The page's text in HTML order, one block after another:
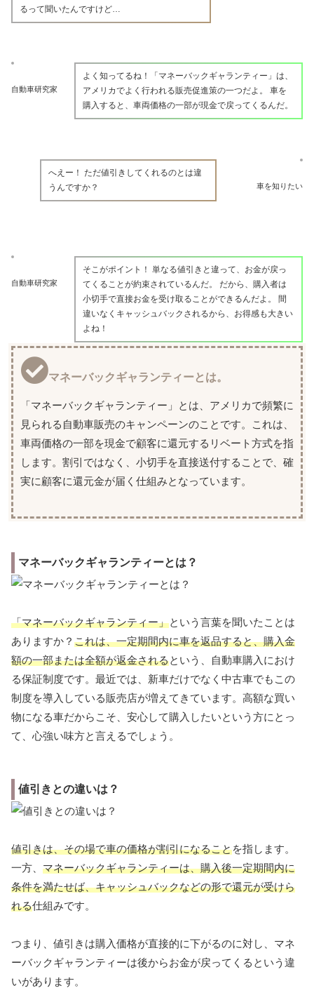
るって聞いたんですけど…
自動車研究家
よく知ってるね！「マネーバックギャランティー」は、
アメリカでよく行われる販売促進策の一つだよ。 車を
購入すると、車両価格の一部が現金で戻ってくるんだ。
車を知りたい
へえー！ ただ値引きしてくれるのとは違
うんですか？
自動車研究家
そこがポイント！ 単なる値引きと違って、お金が戻っ
てくることが約束されているんだ。 だから、購入者は
小切手で直接お金を受け取ることができるんだよ。 間
違いなくキャッシュバックされるから、お得感も大きい
よね！
マネーバックギャランティーとは。
「マネーバックギャランティー」とは、アメリカで頻繁に
見られる自動車販売のキャンペーンのことです。これは、
車両価格の一部を現金で顧客に還元するリベート方式を指
します。割引ではなく、小切手を直接送付することで、確
実に顧客に還元金が届く仕組みとなっています。
マネーバックギャランティーとは？
「マネーバックギャランティー」という言葉を聞いたことは
ありますか？ これは、一定期間内に車を返品すると、購入金
額の一部または全額が返金されるという、自動車購入におけ
る保証制度です。最近では、新車だけでなく中古車でもこの
制度を導入している販売店が増えてきています。高額な買い
物になる車だからこそ、安心して購入したいという方にとっ
て、心強い味方と言えるでしょう。
値引きとの違いは？
値引きは、その場で車の価格が割引になることを指します。
一方、 マネーバックギャランティーは、購入後一定期間内に
条件を満たせば、キャッシュバックなどの形で還元が受けら
れる仕組みです。
つまり、値引きは購入価格が直接的に下がるのに対し、マネ
ーバックギャランティーは後からお金が戻ってくるという違
いがあります。